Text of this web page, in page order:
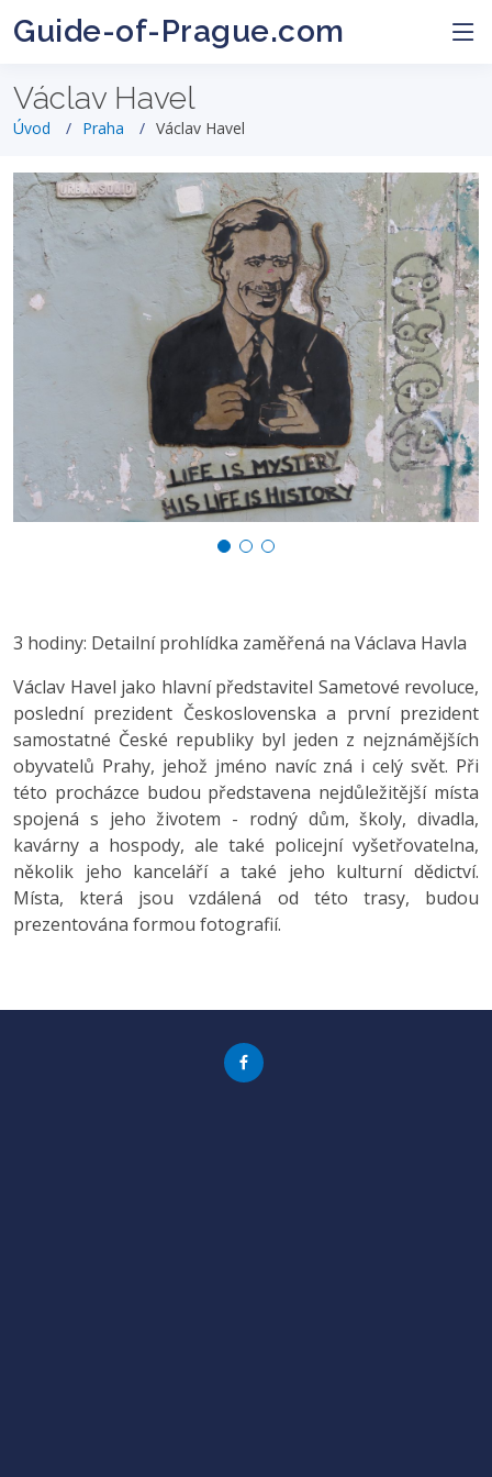
Guide-of-Prague.com
Václav Havel
Úvod Praha Václav Havel
3 hodiny: Detailní prohlídka zaměřená na Václava Havla
Václav Havel jako hlavní představitel Sametové revoluce,
poslední prezident Československa a první prezident
samostatné České republiky byl jeden z nejznámějších
obyvatelů Prahy, jehož jméno navíc zná i celý svět. Při
této procházce budou představena nejdůležitější místa
spojená s jeho životem - rodný dům, školy, divadla,
kavárny a hospody, ale také policejní vyšetřovatelna,
několik jeho kanceláří a také jeho kulturní dědictví.
Místa, která jsou vzdálená od této trasy, budou
prezentována formou fotografií.